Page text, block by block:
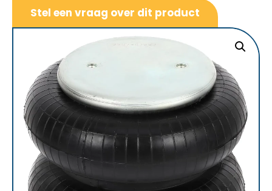
Stel een vraag over dit product